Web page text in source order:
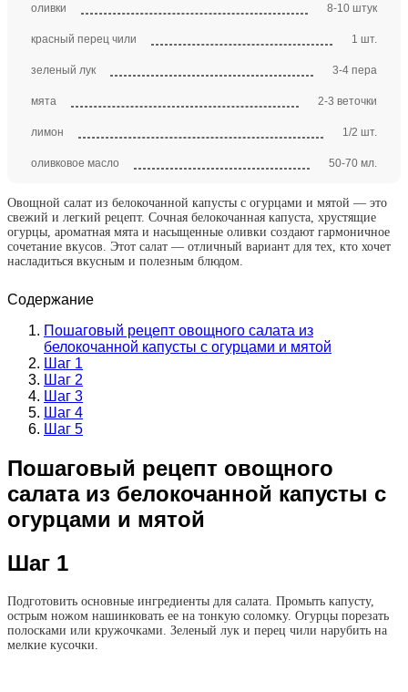
оливки 8-10 штук
красный перец чили 1 шт.
зеленый лук 3-4 пера
мята 2-3 веточки
лимон 1/2 шт.
оливковое масло 50-70 мл.
Овощной салат из белокочанной капусты с огурцами и мятой — это
свежий и легкий рецепт. Сочная белокочанная капуста, хрустящие
огурцы, ароматная мята и насыщенные оливки создают гармоничное
сочетание вкусов. Этот салат — отличный вариант для тех, кто хочет
насладиться вкусным и полезным блюдом.
Содержание
Пошаговый рецепт овощного салата из
белокочанной капусты с огурцами и мятой
Шаг 1
Шаг 2
Шаг 3
Шаг 4
Шаг 5
Пошаговый рецепт овощного
салата из белокочанной капусты с
огурцами и мятой
Шаг 1
Подготовить основные ингредиенты для салата. Промыть капусту,
острым ножом нашинковать ее на тонкую соломку. Огурцы порезать
полосками или кружочками. Зеленый лук и перец чили нарубить на
мелкие кусочки.